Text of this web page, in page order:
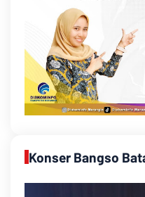
Konser Bangso